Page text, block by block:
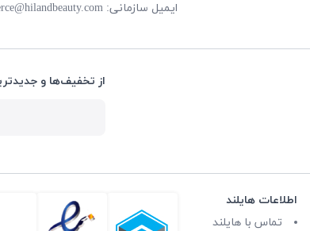
ایمیل سازمانی:
از تخفیف‌ها و
اطلاعات هایلند
تماس با هایلند